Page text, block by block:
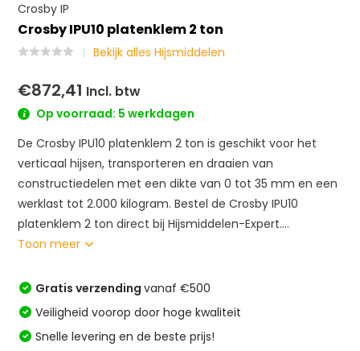
Crosby IP
Crosby IPU10 platenklem 2 ton
Bekijk alles Hijsmiddelen
€872,41 Incl. btw
Op voorraad: 5 werkdagen
De Crosby IPU10 platenklem 2 ton is geschikt voor het
verticaal hijsen, transporteren en draaien van
constructiedelen met een dikte van 0 tot 35 mm en een
werklast tot 2.000 kilogram. Bestel de Crosby IPU10
platenklem 2 ton direct bij Hijsmiddelen-Expert....
Toon meer
Gratis verzendingvanaf €500
Veiligheid voorop door hoge kwaliteit
Snelle levering en de beste prijs!